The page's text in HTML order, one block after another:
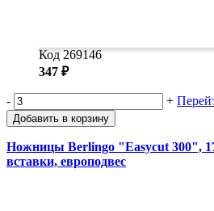
Код 269146
347 ₽
- +
Добавить в корзину
Ножницы Berlingo "Easycut 300",
вставки, европодвес